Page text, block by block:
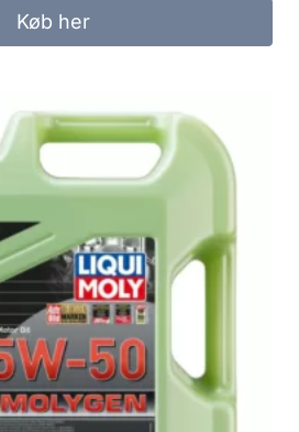
Køb her